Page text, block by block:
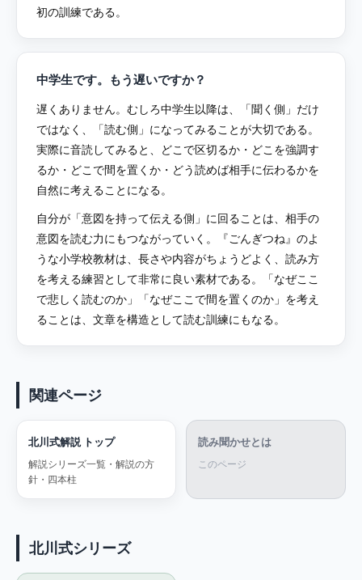
初の訓練である。
中学生です。もう遅いですか？
遅くありません。むしろ中学生以降は、「聞く側」だけ
ではなく、「読む側」になってみることが大切である。
実際に音読してみると、どこで区切るか・どこを強調す
るか・どこで間を置くか・どう読めば相手に伝わるかを
自然に考えることになる。
自分が「意図を持って伝える側」に回ることは、相手の
意図を読む力にもつながっていく。『ごんぎつね』のよ
うな小学校教材は、長さや内容がちょうどよく、読み方
を考える練習として非常に良い素材である。「なぜここ
で悲しく読むのか」「なぜここで間を置くのか」を考え
ることは、文章を構造として読む訓練にもなる。
関連ページ
北川式解説 トップ
解説シリーズ一覧・解説の方
針・四本柱
読み聞かせとは
このページ
北川式シリーズ